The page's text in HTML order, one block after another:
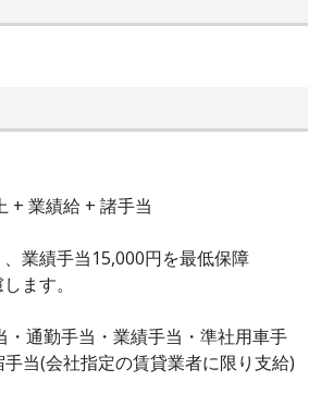
+ 業績給 + 諸手当
業績手当15,000円を最低保障
ます。
・通勤手当・業績手当・準社用車手
当(会社指定の賃貸業者に限り支給)